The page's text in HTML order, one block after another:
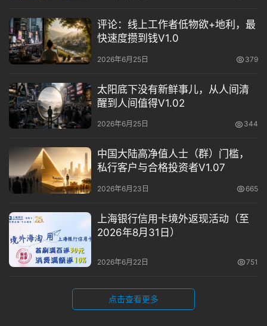
评论：线上工作者低物欲+地利，最
快速度攒到钱V1.0
2026年6月25日 379
太阳底下没有新鲜事儿，从人间清
醒到人间值得V1.02
2026年6月25日 344
中国大陆高净值人士（群）门槛，
私行客户与合格投资者V1.07
2026年6月23日 665
上海银行信用卡境外返现活动（至
2026年8月31日）
2026年6月22日 751
点击查看更多